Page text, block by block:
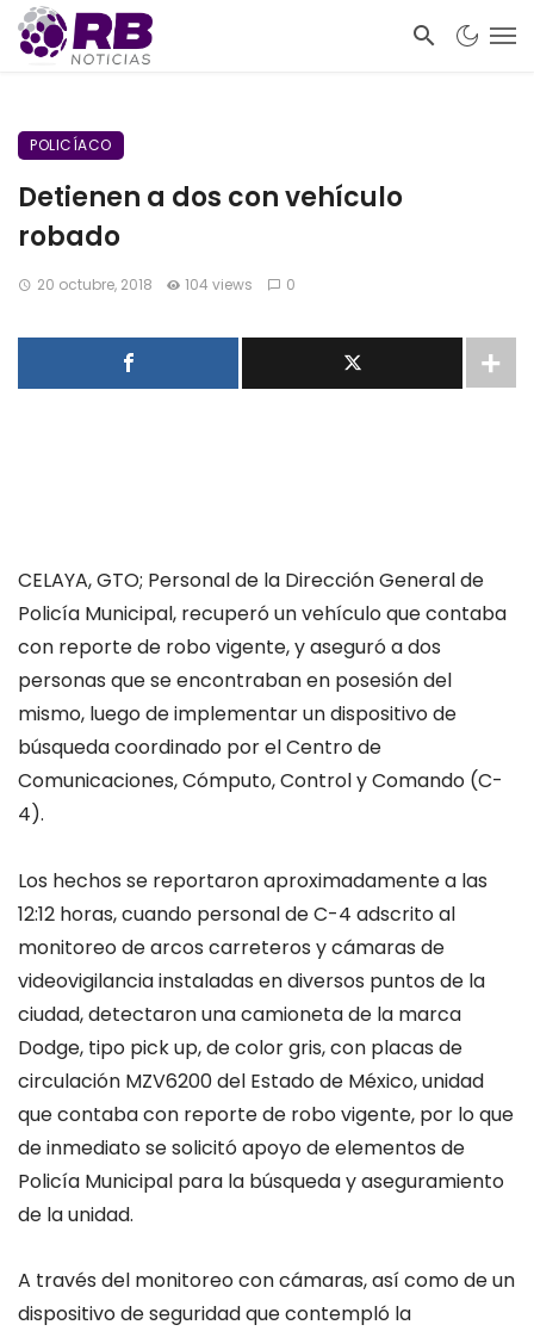
POLICÍACO
Detienen a dos con vehículo
robado
20 octubre, 2018 104 views 0
CELAYA, GTO; Personal de la Dirección General de
Policía Municipal, recuperó un vehículo que contaba
con reporte de robo vigente, y aseguró a dos
personas que se encontraban en posesión del
mismo, luego de implementar un dispositivo de
búsqueda coordinado por el Centro de
Comunicaciones, Cómputo, Control y Comando (C-
4).
Los hechos se reportaron aproximadamente a las
12:12 horas, cuando personal de C-4 adscrito al
monitoreo de arcos carreteros y cámaras de
videovigilancia instaladas en diversos puntos de la
ciudad, detectaron una camioneta de la marca
Dodge, tipo pick up, de color gris, con placas de
circulación MZV6200 del Estado de México, unidad
que contaba con reporte de robo vigente, por lo que
de inmediato se solicitó apoyo de elementos de
Policía Municipal para la búsqueda y aseguramiento
de la unidad.
A través del monitoreo con cámaras, así como de un
dispositivo de seguridad que contempló la